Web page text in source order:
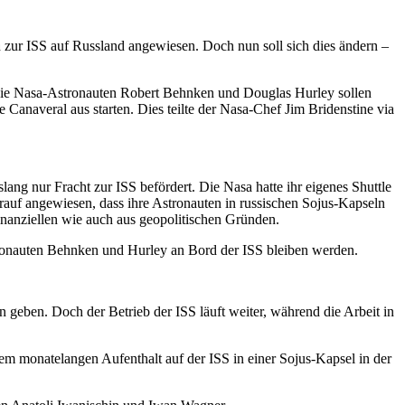
ISS auf Russland angewiesen. Doch nun soll sich dies ändern –
Nasa-Astronauten Robert Behnken und Douglas Hurley sollen
aus starten. Dies teilte der Nasa-Chef Jim Bridenstine via
nur Fracht zur ISS befördert. Die Nasa hatte ihr eigenes Shuttle
angewiesen, dass ihre Astronauten in russischen Sojus-Kapseln
wie auch aus geopolitischen Gründen.
Behnken und Hurley an Bord der ISS bleiben werden.
geben. Doch der Betrieb der ISS läuft weiter, während die Arbeit in
monatelangen Aufenthalt auf der ISS in einer Sojus-Kapsel in der